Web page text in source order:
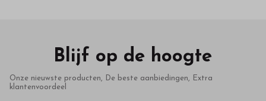
Blijf op de hoogte
Onze nieuwste producten, De beste aanbiedingen, Extra
klantenvoordeel